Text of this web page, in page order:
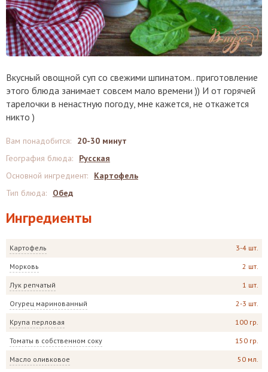
Вкусный овощной суп со свежими шпинатом.. приготовление
этого блюда занимает совсем мало времени )) И от горячей
тарелочки в ненастную погоду, мне кажется, не откажется
никто )
Ингредиенты
Картофель 3-4 шт.
Морковь 2 шт.
Лук репчатый 1 шт.
Огурец маринованный 2-3 шт.
Крупа перловая 100 гр.
Томаты в собственном соку 150 гр.
Масло оливковое 50 мл.
Вам понадобится:
20-30 минут
География блюда:
Русская
Основной ингредиент:
Картофель
Тип блюда: Обед